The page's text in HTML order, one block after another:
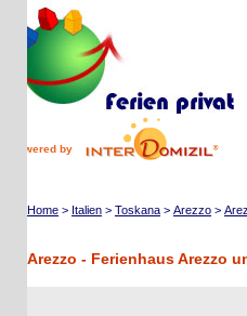
by
Home>Italien>Toskana>Arezzo>Arezzo
Arezzo - Ferienhaus Arezzo und